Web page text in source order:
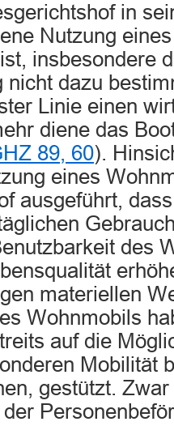
in
Nutzung
insbesondere
nicht dazu
Linie einen
diene das
89, 60).
eines
ausgeführt,
des
materiellen
Wohnmobils
auf die
Mobilität
gestützt.